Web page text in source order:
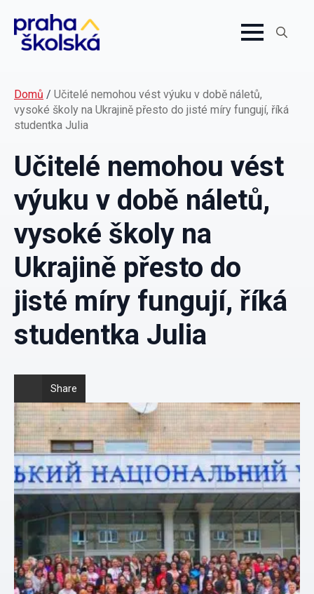
Domů / Učitelé nemohou vést výuku v době náletů,
vysoké školy na Ukrajině přesto do jisté míry fungují, říká
studentka Julia
Učitelé nemohou vést
výuku v době náletů,
vysoké školy na
Ukrajině přesto do
jisté míry fungují, říká
studentka Julia
Share